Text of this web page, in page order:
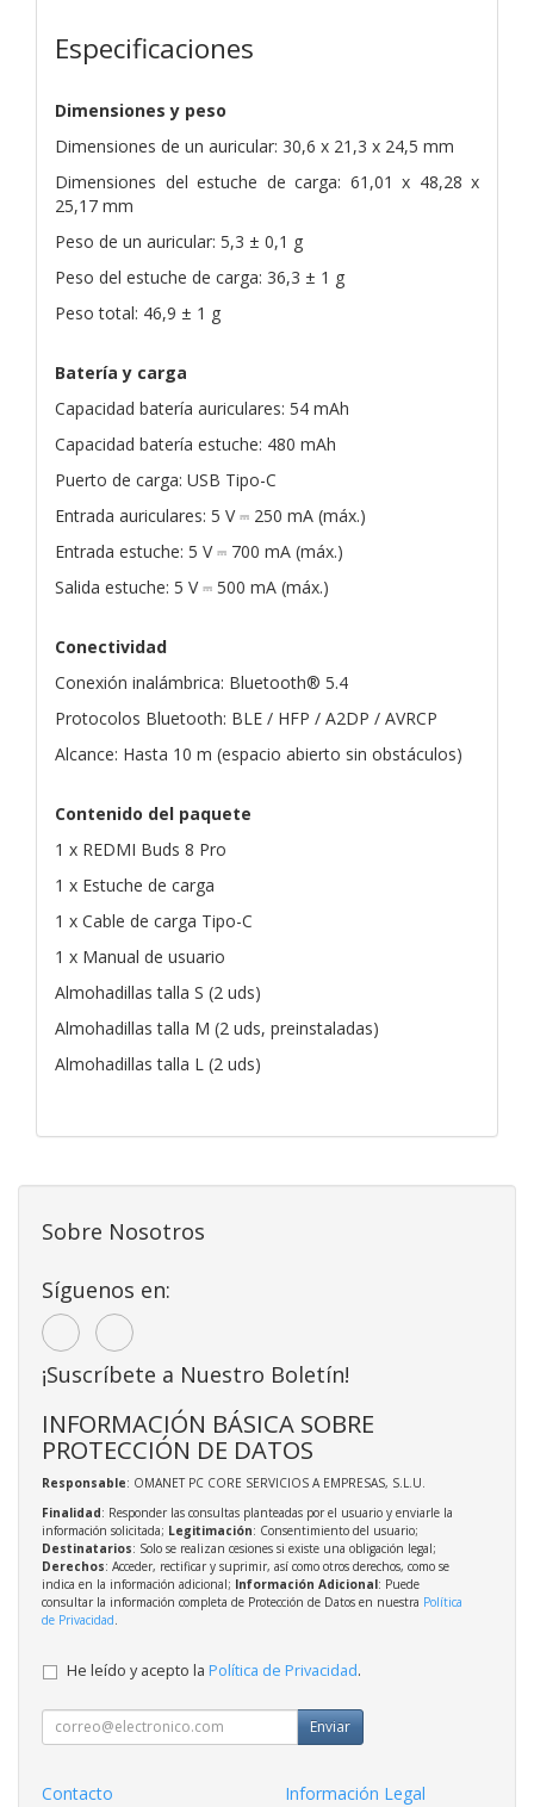
Especificaciones
Dimensiones y peso
Dimensiones de un auricular: 30,6 x 21,3 x 24,5 mm
Dimensiones del estuche de carga: 61,01 x 48,28 x
25,17 mm
Peso de un auricular: 5,3 ± 0,1 g
Peso del estuche de carga: 36,3 ± 1 g
Peso total: 46,9 ± 1 g
Batería y carga
Capacidad batería auriculares: 54 mAh
Capacidad batería estuche: 480 mAh
Puerto de carga: USB Tipo-C
Entrada auriculares: 5 V ⎓ 250 mA (máx.)
Entrada estuche: 5 V ⎓ 700 mA (máx.)
Salida estuche: 5 V ⎓ 500 mA (máx.)
Conectividad
Conexión inalámbrica: Bluetooth® 5.4
Protocolos Bluetooth: BLE / HFP / A2DP / AVRCP
Alcance: Hasta 10 m (espacio abierto sin obstáculos)
Contenido del paquete
1 x REDMI Buds 8 Pro
1 x Estuche de carga
1 x Cable de carga Tipo-C
1 x Manual de usuario
Almohadillas talla S (2 uds)
Almohadillas talla M (2 uds, preinstaladas)
Almohadillas talla L (2 uds)
Sobre Nosotros
Síguenos en:
¡Suscríbete a Nuestro Boletín!
INFORMACIÓN BÁSICA SOBRE
PROTECCIÓN DE DATOS
Responsable: OMANET PC CORE SERVICIOS A EMPRESAS, S.L.U.
Finalidad: Responder las consultas planteadas por el usuario y enviarle la
información solicitada; Legitimación: Consentimiento del usuario;
Destinatarios: Solo se realizan cesiones si existe una obligación legal;
Derechos: Acceder, rectificar y suprimir, así como otros derechos, como se
indica en la información adicional; Información Adicional: Puede
consultar la información completa de Protección de Datos en nuestra Política
de Privacidad
He leído y acepto la Política de Privacidad.
Enviar
Contacto
Información Legal